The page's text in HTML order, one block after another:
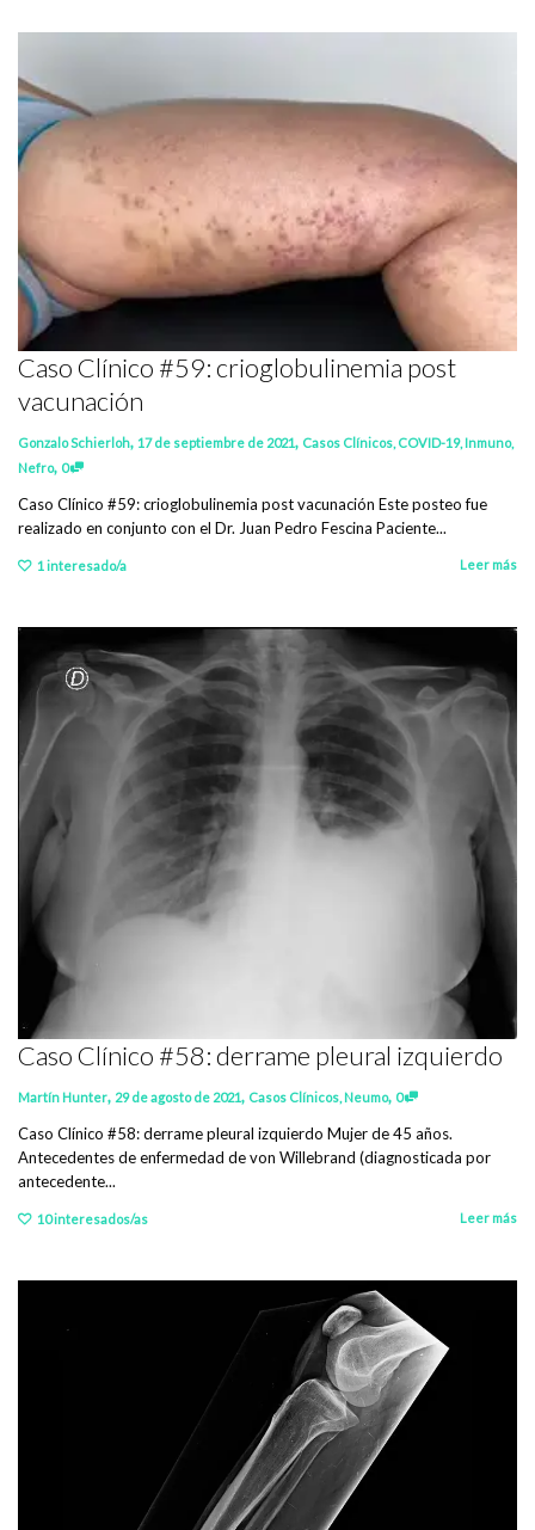
Caso Clínico #59: crioglobulinemia post
vacunación
Gonzalo Schierloh, 17 de septiembre de 2021, Casos Clínicos, COVID-19, Inmuno,
Nefro, 0
Caso Clínico #59: crioglobulinemia post vacunación Este posteo fue
realizado en conjunto con el Dr. Juan Pedro Fescina Paciente...
1interesado/a Leer más
Caso Clínico #58: derrame pleural izquierdo
Martín Hunter, 29 de agosto de 2021, Casos Clínicos, Neumo, 0
Caso Clínico #58: derrame pleural izquierdo Mujer de 45 años.
Antecedentes de enfermedad de von Willebrand (diagnosticada por
antecedente...
10interesados/as Leer más